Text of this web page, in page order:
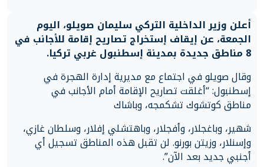
أعلن وزير الداخلية التركي سليمان صويلو، اليوم
الجمعة، عن إيقاف إستخراج تصاريح إقامة للأجانب في
8 مناطق جديدة بمدينة إسطنبول غربي تركيا.
وقال صويلو في اجتماع مع مديرية إدارة الهجرة في
إسطنبول: “أغلقت تصاريح الإقامة أمام الأجانب في
مناطق كوتشوك تشكمجه، وباشاك
شهير، وباغجلار، وأفجلار، وباهتشلي إفلار، وسلطان غازي،
وإسنلار، وزيتن بورنو. لن تقبل هذه المناطق تسجيل أي
أجنبي جديد بعد الآن”.